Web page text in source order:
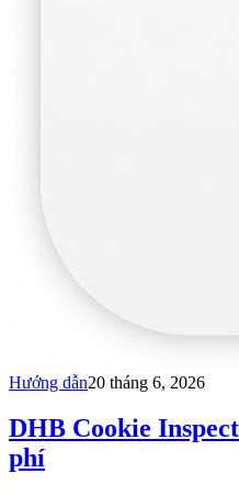
Hướng dẫn20 tháng 6, 2026
DHB Cookie
phí